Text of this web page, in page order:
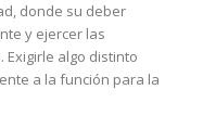
donde su deber
y ejercer las
algo distinto
a la función para la